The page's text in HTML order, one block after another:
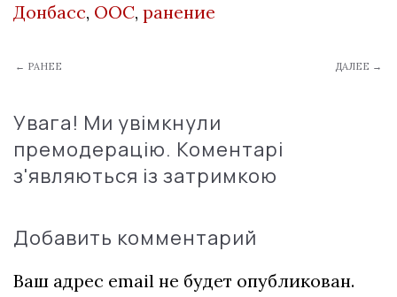
Донбасс, ООС, ранение
← РАНЕЕ ДАЛЕЕ →
Увага! Ми увімкнули
премодерацію. Коментарі
з'являються із затримкою
Добавить комментарий
Ваш адрес email не будет опубликован.